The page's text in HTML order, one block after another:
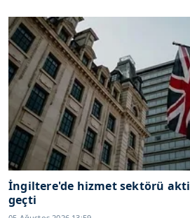
İngiltere'de hizmet sektörü
geçti